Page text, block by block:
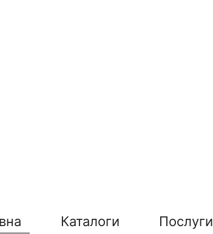
Каталоги Послуги